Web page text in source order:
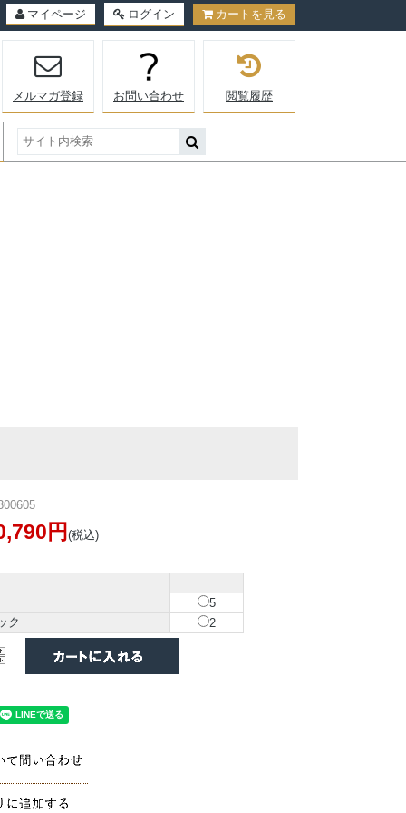
マイページ ログイン カートを見る
メルマガ登録 お問い合わせ 閲覧履歴
円 (税込)
5
ク
2